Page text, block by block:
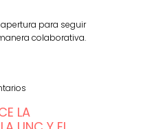
para seguir
colaborativa.
LA